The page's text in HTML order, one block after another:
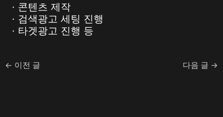
· 콘텐츠 제작
· 검색광고 세팅 진행
· 타겟광고 진행 등
← 이전 글 다음 글 →